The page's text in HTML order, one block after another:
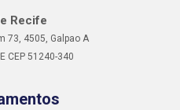
Recife
73, 4505, Galpao A
CEP 51240-340